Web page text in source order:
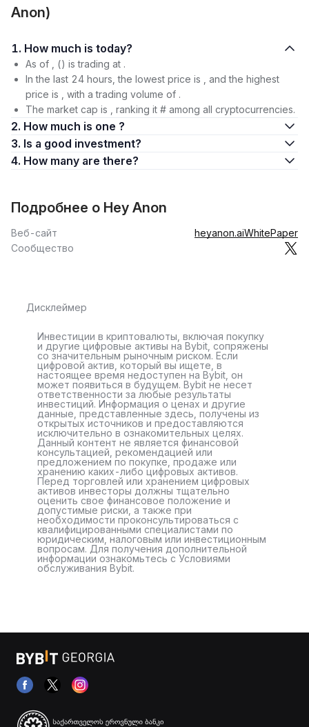
Anon)
1. How much is today?
As of , () is trading at .
In the last 24 hours, the lowest price is , and the highest
price is , with a trading volume of .
The market cap is , ranking it # among all cryptocurrencies.
2. How much is one ?
3. Is a good investment?
4. How many are there?
Подробнее о Hey Anon
Веб-сайт heyanon.aiWhitePaper
Сообщество
Дисклеймер
Инвестиции в криптовалюты, включая покупку
и другие цифровые активы на Bybit, сопряжены
со значительным рыночным риском. Если
цифровой актив, который вы ищете, в
настоящее время недоступен на Bybit, он
может появиться в будущем. Bybit не несет
ответственности за любые результаты
инвестиций. Информация о ценах и другие
данные, представленные здесь, получены из
открытых источников и предоставляются
исключительно в ознакомительных целях.
Данный контент не является финансовой
консультацией, рекомендацией или
предложением по покупке, продаже или
хранению каких-либо цифровых активов.
Перед торговлей или хранением цифровых
активов инвесторы должны тщательно
оценить свое финансовое положение и
допустимые риски, а также при
необходимости проконсультироваться с
квалифицированными специалистами по
юридическим, налоговым или инвестиционным
вопросам. Для получения дополнительной
информации ознакомьтесь с Условиями
обслуживания Bybit.